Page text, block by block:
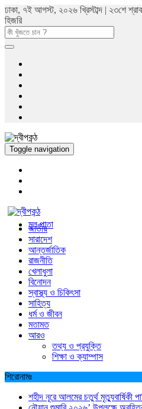
ঢাকা, ৭ই আগস্ট, ২০২৬ খ্রিস্টাব্দ | ২৩শে
হিজরি
Toggle navigation
মুল পাতা
জাতীয়
সারাদেশ
আন্তর্জাতিক
রাজনীতি
খেলাধুলা
বিনোদন
স্বাস্থ্য ও চিকিৎসা
সাহিত্য
ধর্ম ও জীবন
মতামত
আরও
তথ্য ও প্রযুক্তি
শিক্ষা ও ক্যাম্পাস
শিরোনামঃ
শহীদ নূরে আলমের চতুর্থ মৃত্যুবার্ষিকী